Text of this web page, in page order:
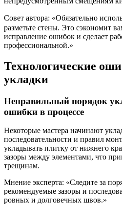
Совет автора: «Обязательно
разметьте стены. Это сэкономит
исправление ошибок и сделает
профессиональной.»
Технологические
укладки
Неправильный порядок
ошибки в процессе
Некоторые мастера начинают
последовательности и правил
укладывать плитку от нижнего
зазоры между элементами, что
трещинам.
Мнение эксперта: «Следите за
рекомендуемые зазоры и
ровных и долговечных швов.»